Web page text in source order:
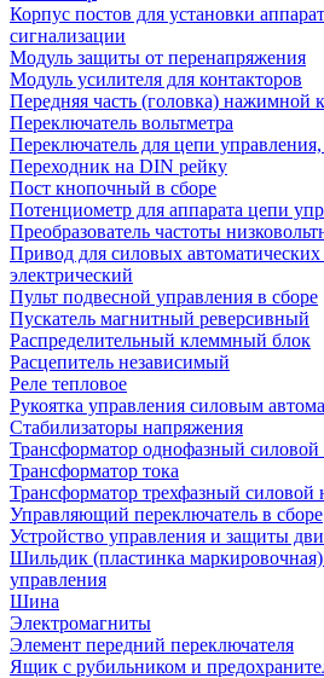
Корпус постов для установки
сигнализации
Модуль защиты от перенапряжения
Модуль усилителя для контакторов
Передняя часть (головка) нажимной
Переключатель вольтметра
Переключатель для цепи
Переходник на DIN рейку
Пост кнопочный в сборе
Потенциометр для аппарата цепи
Преобразователь частоты
Привод для силовых
электрический
Пульт подвесной управления в сборе
Пускатель магнитный реверсивный
Распределительный клеммный блок
Расцепитель независимый
Реле тепловое
Рукоятка управления силовым
Стабилизаторы напряжения
Трансформатор однофазный силовой
Трансформатор тока
Трансформатор трехфазный силовой
Управляющий переключатель в сборе
Устройство управления и защиты
Шильдик (пластинка маркировочная)
управления
Шина
Электромагниты
Элемент передний переключателя
Ящик с рубильником и